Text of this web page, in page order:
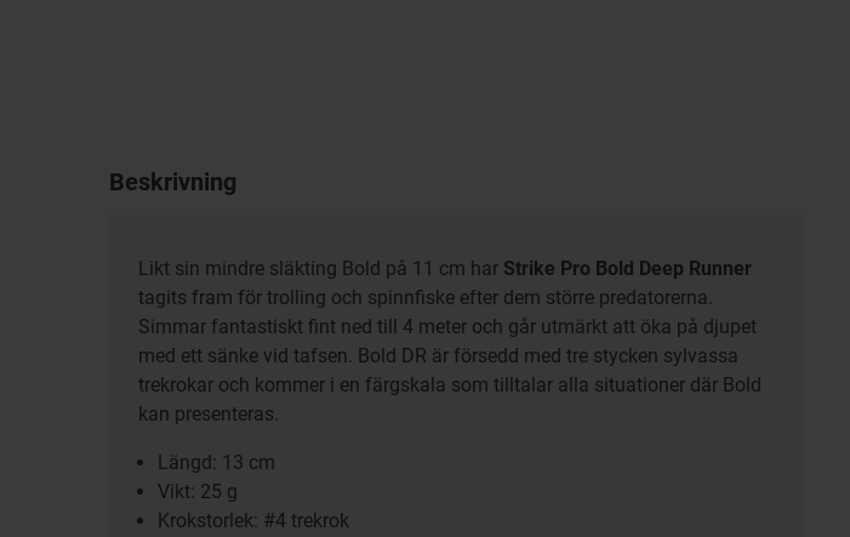
Beskrivning
Likt sin mindre släkting Bold på 11 cm har Strike Pro Bold Deep Runner
tagits fram för trolling och spinnfiske efter dem större predatorerna.
Simmar fantastiskt fint ned till 4 meter och går utmärkt att öka på djupet
med ett sänke vid tafsen. Bold DR är försedd med tre stycken sylvassa
trekrokar och kommer i en färgskala som tilltalar alla situationer där Bold
kan presenteras.
Längd: 13 cm
Vikt: 25 g
Krokstorlek: #4 trekrok